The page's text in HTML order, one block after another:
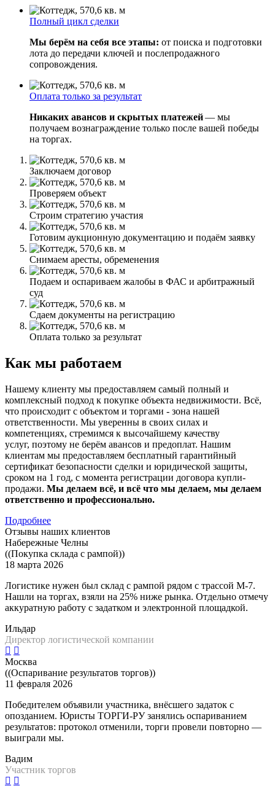
Полный цикл сделки
Мы берём на себя все этапы: от поиска и подготовки
лота до передачи ключей и послепродажного
сопровождения.
Оплата только за результат
Никаких авансов и скрытых платежей— мы
получаем вознаграждение только после вашей победы
на торгах.
Заключаем договор
Проверяем объект
Строим стратегию участия
Готовим аукционную документацию и подаём заявку
Снимаем аресты, обременения
Подаем и оспариваем жалобы в ФАС и арбитражный
суд
Сдаем документы на регистрацию
Оплата только за результат
Как мы работаем
Нашему клиенту мы предоставляем самый полный и
комплексный подход к покупке объекта недвижимости. Всё,
что происходит с объектом и торгами - зона нашей
ответственности. Мы уверенны в своих силах и
компетенциях, стремимся к высочайшему качеству
услуг, поэтому не берём авансов и предоплат. Нашим
клиентам мы предоставляем бесплатный гарантийный
сертификат безопасности сделки и юридической защиты,
сроком на 1 год, с момента регистрации договора купли-
продажи. Мы делаем всё, и всё что мы делаем, мы делаем
ответственно и профессионально.
Подробнее
Отзывы наших клиентов
Набережные Челны
((Покупка склада с рампой))
18 марта 2026
Логистике нужен был склад с рампой рядом с трассой М-7.
Нашли на торгах, взяли на 25% ниже рынка. Отдельно отмечу
аккуратную работу с задатком и электронной площадкой.
Ильдар
Директор логистической компании
Москва
((Оспаривание результатов торгов))
11 февраля 2026
Победителем объявили участника, внёсшего задаток с
опозданием. Юристы ТОРГИ-РУ занялись оспариванием
результатов: протокол отменили, торги провели повторно —
выиграли мы.
Вадим
Участник торгов